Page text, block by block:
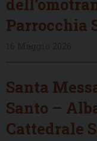
Parrocchia
Santa
Santo –
Cattedrale